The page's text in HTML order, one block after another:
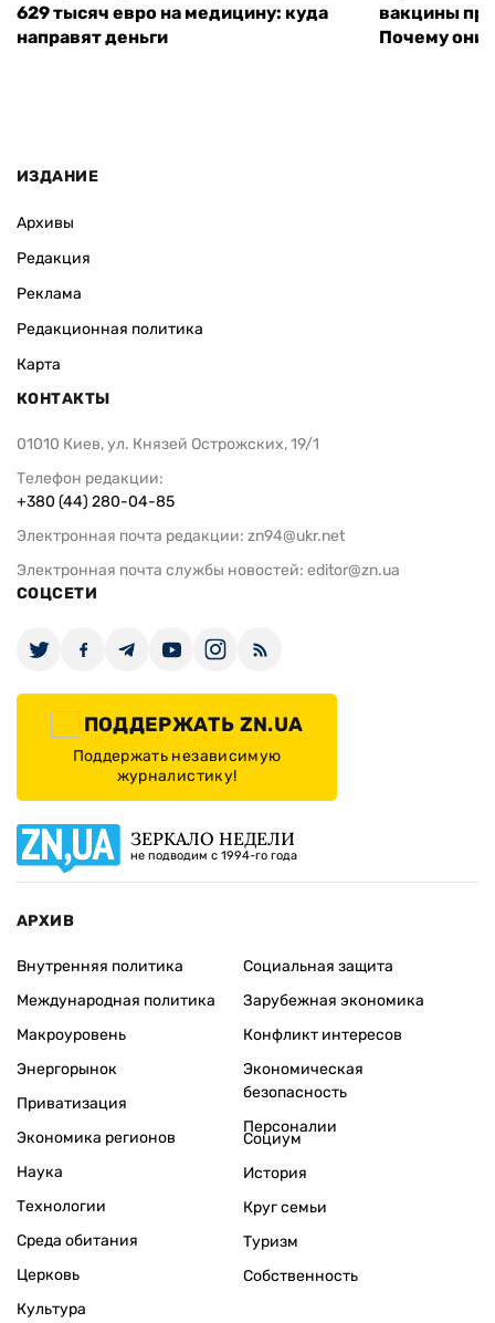
629 тысяч евро на медицину: куда
направят деньги
вакцины
Почему они
ИЗДАНИЕ
Архивы
Редакция
Реклама
Редакционная политика
Карта
КОНТАКТЫ
01010 Киев, ул. Князей Острожских, 19/1
Телефон редакции:
+380 (44) 280-04-85
Электронная почта редакции: zn94@ukr.net
Электронная почта службы новостей: editor@zn.ua
СОЦСЕТИ
ПОДДЕРЖАТЬ ZN.UA
Поддержать независимую
журналистику!
ЗЕРКАЛО НЕДЕЛИ
не подводим с 1994-го года
АРХИВ
Внутренняя политика
Международная политика
Макроуровень
Энергорынок
Приватизация
Экономика регионов
Социальная защита
Зарубежная экономика
Конфликт интересов
Экономическая
безопасность
Персоналии
Наука
Технологии
Среда обитания
Церковь
Культура
Социум
История
Круг семьи
Туризм
Собственность